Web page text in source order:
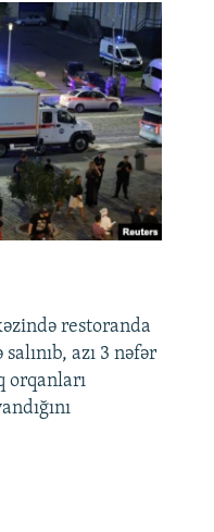
restoranda
azı 3 nəfər
orqanları